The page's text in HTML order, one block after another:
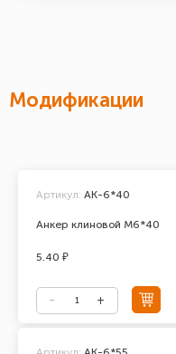
Модификации
Анкер клиновой М6*40
Артикул: АК-6*40
5.40 ₽